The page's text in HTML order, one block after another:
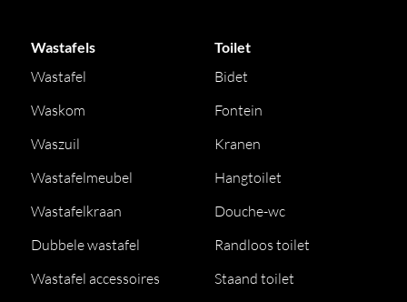
Wastafels
Wastafel
Waskom
Waszuil
Wastafelmeubel
Wastafelkraan
Dubbele wastafel
Wastafel accessoires
Toilet
Bidet
Fontein
Kranen
Hangtoilet
Douche-wc
Randloos toilet
Staand toilet